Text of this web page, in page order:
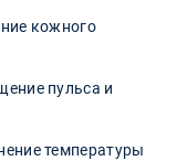
кожного
пульса и
температуры